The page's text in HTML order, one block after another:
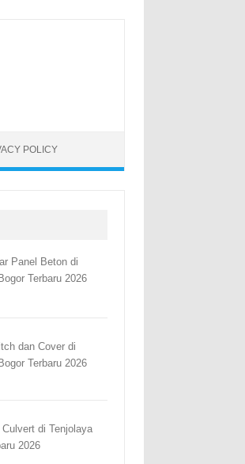
POLICY
Panel Beton di
Terbaru 2026
dan Cover di
Terbaru 2026
di Tenjolaya
2026